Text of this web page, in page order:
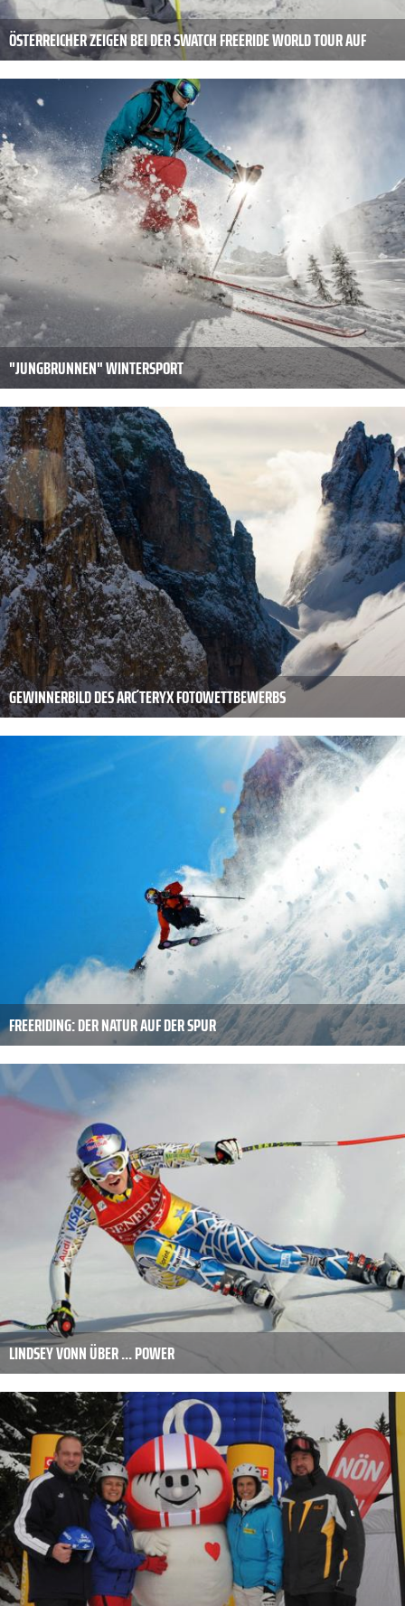
ÖSTERREICHER ZEIGEN BEI DER SWATCH FREERIDE WORLD TOUR AUF
"JUNGBRUNNEN" WINTERSPORT
GEWINNERBILD DES ARC´TERYX FOTOWETTBEWERBS
FREERIDING: DER NATUR AUF DER SPUR
LINDSEY VONN ÜBER ... POWER